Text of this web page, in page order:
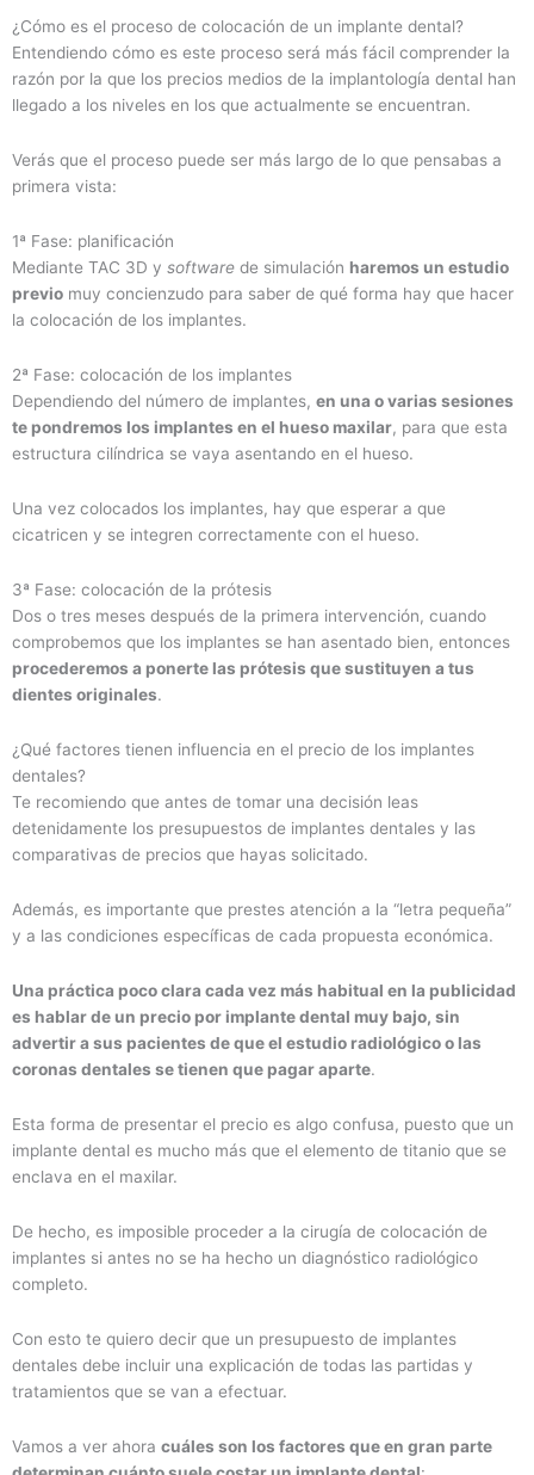
¿Cómo es el proceso de colocación de un implante dental?
Entendiendo cómo es este proceso será más fácil comprender la
razón por la que los precios medios de la implantología dental han
llegado a los niveles en los que actualmente se encuentran.
Verás que el proceso puede ser más largo de lo que pensabas a
primera vista:
1ª Fase: planificación
Mediante TAC 3D y software de simulación haremos un estudio
previo muy concienzudo para saber de qué forma hay que hacer
la colocación de los implantes.
2ª Fase: colocación de los implantes
Dependiendo del número de implantes, en una o varias sesiones
te pondremos los implantes en el hueso maxilar, para que esta
estructura cilíndrica se vaya asentando en el hueso.
Una vez colocados los implantes, hay que esperar a que
cicatricen y se integren correctamente con el hueso.
3ª Fase: colocación de la prótesis
Dos o tres meses después de la primera intervención, cuando
comprobemos que los implantes se han asentado bien, entonces
procederemos a ponerte las prótesis que sustituyen a tus
dientes originales.
¿Qué factores tienen influencia en el precio de los implantes
dentales?
Te recomiendo que antes de tomar una decisión leas
detenidamente los presupuestos de implantes dentales y las
comparativas de precios que hayas solicitado.
Además, es importante que prestes atención a la “letra pequeña”
y a las condiciones específicas de cada propuesta económica.
Una práctica poco clara cada vez más habitual en la publicidad
es hablar de un precio por implante dental muy bajo, sin
advertir a sus pacientes de que el estudio radiológico o las
coronas dentales se tienen que pagar aparte.
Esta forma de presentar el precio es algo confusa, puesto que un
implante dental es mucho más que el elemento de titanio que se
enclava en el maxilar.
De hecho, es imposible proceder a la cirugía de colocación de
implantes si antes no se ha hecho un diagnóstico radiológico
completo.
Con esto te quiero decir que un presupuesto de implantes
dentales debe incluir una explicación de todas las partidas y
tratamientos que se van a efectuar.
Vamos a ver ahora cuáles son los factores que en gran parte